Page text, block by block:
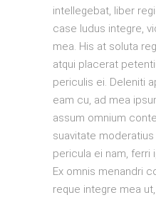
intellegebat, liber
case ludus integre,
mea. His at soluta
atqui placerat
periculis ei. Deleniti
eam cu, ad mea
assum omnium
suavitate
pericula ei nam, ferri
Ex omnis menandri
reque integre mea